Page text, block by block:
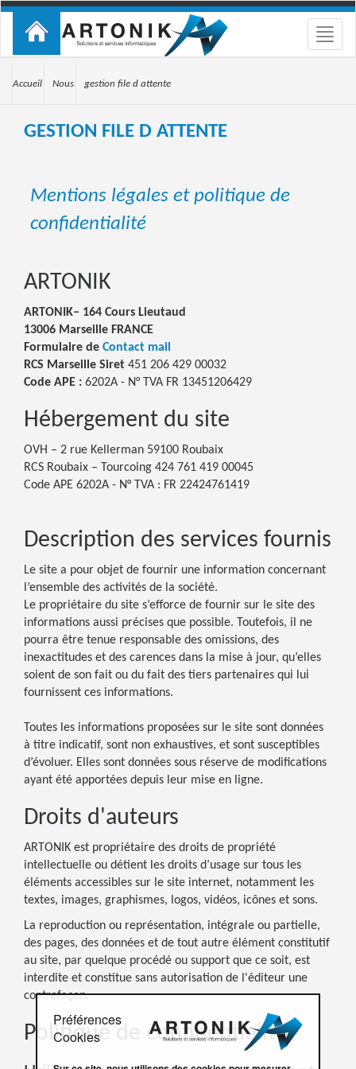
Toggle
Accueil Nous gestion file d attente
GESTION FILE D ATTENTE
Mentions légales et politique de
confidentialité
ARTONIK
ARTONIK– 164 Cours Lieutaud
13006 Marseille FRANCE
Formulaire de Contact mail
RCS Marseille Siret 451 206 429 00032
Code APE : 6202A - N° TVA FR 13451206429
Hébergement du site
OVH – 2 rue Kellerman 59100 Roubaix
RCS Roubaix – Tourcoing 424 761 419 00045
Code APE 6202A - N° TVA : FR 22424761419
Description des services fournis
Le site a pour objet de fournir une information concernant
l’ensemble des activités de la société.
Le propriétaire du site s’efforce de fournir sur le site des
informations aussi précises que possible. Toutefois, il ne
pourra être tenue responsable des omissions, des
inexactitudes et des carences dans la mise à jour, qu’elles
soient de son fait ou du fait des tiers partenaires qui lui
fournissent ces informations.
Toutes les informations proposées sur le site sont données
à titre indicatif, sont non exhaustives, et sont susceptibles
d’évoluer. Elles sont données sous réserve de modifications
ayant été apportées depuis leur mise en ligne.
Droits d'auteurs
ARTONIK est propriétaire des droits de propriété
intellectuelle ou détient les droits d’usage sur tous les
éléments accessibles sur le site internet, notamment les
textes, images, graphismes, logos, vidéos, icônes et sons.
La reproduction ou représentation, intégrale ou partielle,
des pages, des données et de tout autre élément constitutif
au site, par quelque procédé ou support que ce soit, est
interdite et constitue sans autorisation de l'éditeur une
contrefaçon.
Politique de confidentialité
Préférences
Cookies